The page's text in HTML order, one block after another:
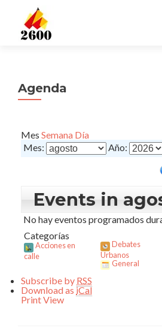
Agenda
Mes Semana Día
Mes:
Año:
Events in
No hay eventos programados
Categorías
Acciones en
calle
Debates
Urbanos
General
Subscribe by RSS
Download as iCal
PrintView